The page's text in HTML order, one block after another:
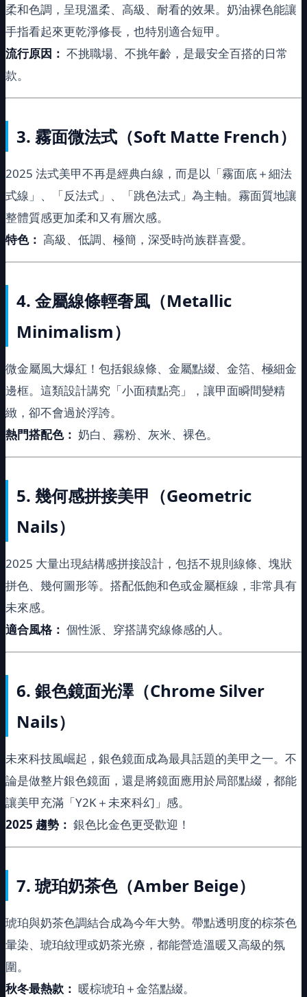
柔和色調，呈現溫柔、高級、耐看的效果。奶油裸色能讓
手指看起來更乾淨修長，也特別適合短甲。
流行原因： 不挑職場、不挑年齡，是最安全百搭的日常
款。
3. 霧面微法式（Soft Matte French）
2025 法式美甲不再是經典白線，而是以「霧面底＋細法
式線」、「反法式」、「跳色法式」為主軸。霧面質地讓
整體質感更加柔和又有層次感。
特色： 高級、低調、極簡，深受時尚族群喜愛。
4. 金屬線條輕奢風（Metallic
Minimalism）
微金屬風大爆紅！包括銀線條、金屬點綴、金箔、極細金
邊框。這類設計講究「小面積點亮」，讓甲面瞬間變精
緻，卻不會過於浮誇。
熱門搭配色： 奶白、霧粉、灰米、裸色。
5. 幾何感拼接美甲（Geometric
Nails）
2025 大量出現結構感拼接設計，包括不規則線條、塊狀
拼色、幾何圖形等。搭配低飽和色或金屬框線，非常具有
未來感。
適合風格： 個性派、穿搭講究線條感的人。
6. 銀色鏡面光澤（Chrome Silver
Nails）
未來科技風崛起，銀色鏡面成為最具話題的美甲之一。不
論是做整片銀色鏡面，還是將鏡面應用於局部點綴，都能
讓美甲充滿「Y2K＋未來科幻」感。
2025 趨勢： 銀色比金色更受歡迎！
7. 琥珀奶茶色（Amber Beige）
琥珀與奶茶色調結合成為今年大勢。帶點透明度的棕茶色
暈染、琥珀紋理或奶茶光療，都能營造溫暖又高級的氛
圍。
秋冬最熱款： 暖棕琥珀＋金箔點綴。